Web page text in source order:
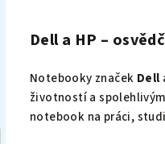
Dell a HP –
Notebooky značek Dell
životností a
notebook na práci,